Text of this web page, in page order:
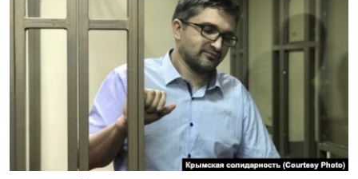
ВСЕ ЗА ДЕНЬ
ВІДЕОУРОКИ «ELIFBE»
СВІДЧЕННЯ ОКУПАЦІЇ
УКРАЇНСЬКА ПРОБЛЕМА КРИМУ
ЯК ОБІЙТИ БЛОКУВАННЯ